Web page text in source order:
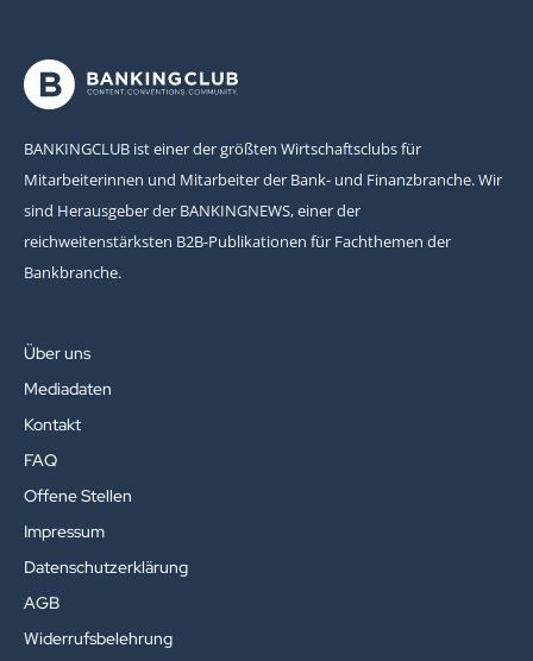
BANKINGCLUB ist einer der größten Wirtschaftsclubs für
Mitarbeiterinnen und Mitarbeiter der Bank- und Finanzbranche. Wir
sind Herausgeber der BANKINGNEWS, einer der
reichweitenstärksten B2B-Publikationen für Fachthemen der
Bankbranche.
Über uns
Mediadaten
Kontakt
FAQ
Offene Stellen
Impressum
Datenschutzerklärung
AGB
Widerrufsbelehrung